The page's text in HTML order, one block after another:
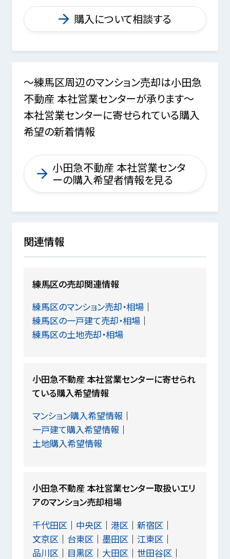
購入について相談する
～練馬区周辺のマンション売却は小田急
不動産 本社営業センターが承ります～
本社営業センターに寄せられている購入
希望の新着情報
小田急不動産 本社営業センタ
ーの購入希望者情報を見る
関連情報
練馬区の売却関連情報
練馬区のマンション売却・相場
練馬区の一戸建て売却・相場
練馬区の土地売却・相場
小田急不動産 本社営業センターに寄せられ
ている購入希望情報
マンション購入希望情報
一戸建て購入希望情報
土地購入希望情報
小田急不動産 本社営業センター取扱いエリ
アのマンション売却相場
千代田区
中央区 港区
新宿区
文京区
台東区 墨田区
江東区
品川区
目黒区 大田区 世田谷区